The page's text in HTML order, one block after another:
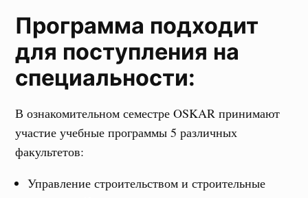
Программа подходит
для поступления на
специальности:
В ознакомительном семестре OSKAR принимают
участие учебные программы 5 различных
факультетов:
Управление строительством и строительные